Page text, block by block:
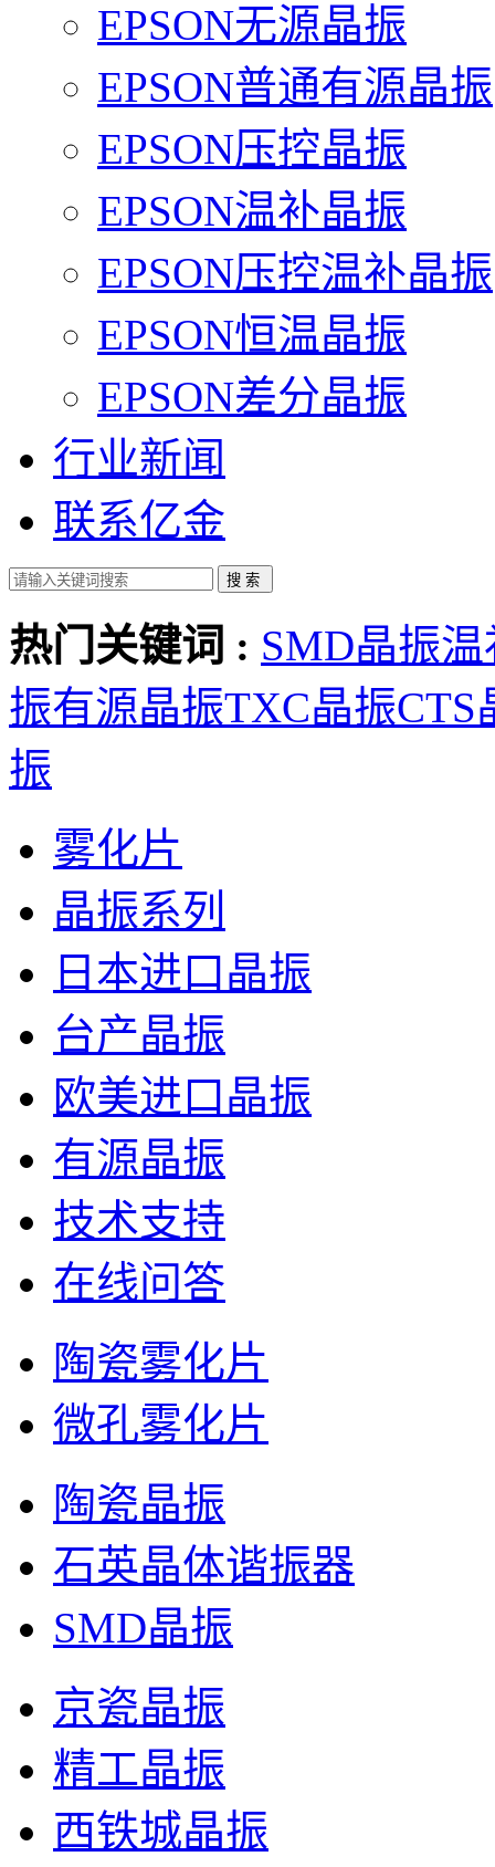
EPSON无源晶振
EPSON普通有源晶振
EPSON压控晶振
EPSON温补晶振
EPSON压控温补晶振
EPSON恒温晶振
EPSON差分晶振
行业新闻
联系亿金
热门关键词 : SMD晶振温
振有源晶振TXC晶振CTS
振
雾化片
晶振系列
日本进口晶振
台产晶振
欧美进口晶振
有源晶振
技术支持
在线问答
陶瓷雾化片
微孔雾化片
陶瓷晶振
石英晶体谐振器
SMD晶振
京瓷晶振
精工晶振
西铁城晶振